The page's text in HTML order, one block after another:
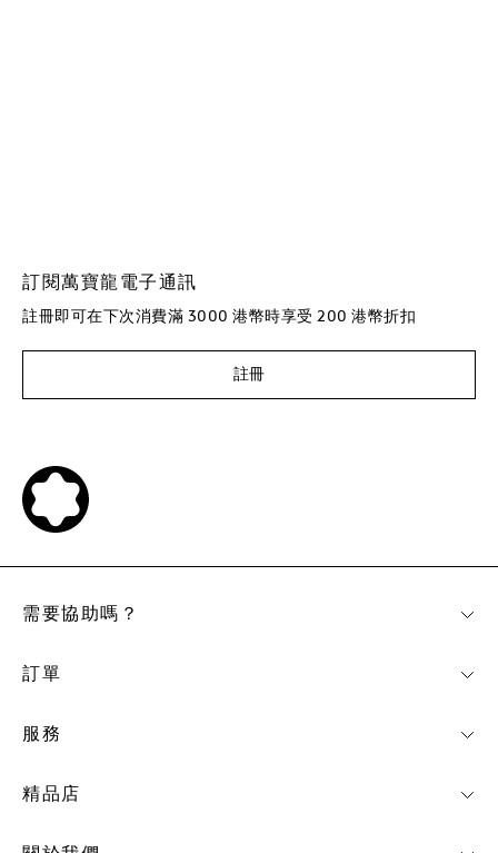
訂閱萬寶龍電子通訊
註冊即可在下次消費滿 3000 港幣時享受 200 港幣折扣
註冊
需要協助嗎？
訂單
服務
精品店